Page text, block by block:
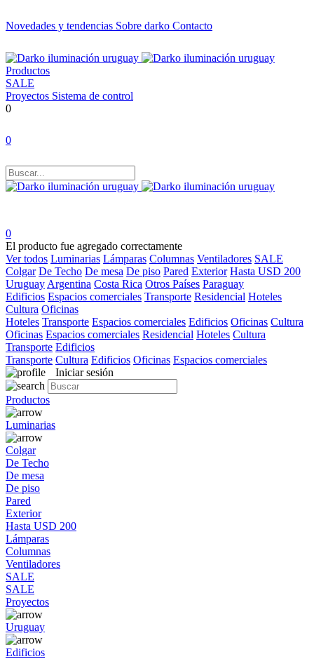
Novedades y tendencias Sobre darko Contacto
Productos
SALE
Proyectos Sistema de control
0
0
0
El producto fue agregado correctamente
Ver todos Luminarias Lámparas Columnas Ventiladores SALE
Colgar De Techo De mesa De piso Pared Exterior Hasta USD 200
Uruguay Argentina Costa Rica Otros Países Paraguay
Edificios Espacios comerciales Transporte Residencial Hoteles
Cultura Oficinas
Hoteles Transporte Espacios comerciales Edificios Oficinas Cultura
Oficinas Espacios comerciales Residencial Hoteles Cultura
Transporte Edificios
Transporte Cultura Edificios Oficinas Espacios comerciales
Iniciar sesión
Productos
Luminarias
Colgar
De Techo
De mesa
De piso
Pared
Exterior
Hasta USD 200
Lámparas
Columnas
Ventiladores
SALE
SALE
Proyectos
Uruguay
Edificios